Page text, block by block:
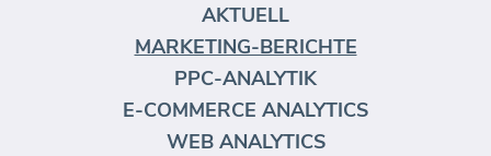
AKTUELL
MARKETING-BERICHTE
PPC-ANALYTIK
E-COMMERCE ANALYTICS
WEB ANALYTICS